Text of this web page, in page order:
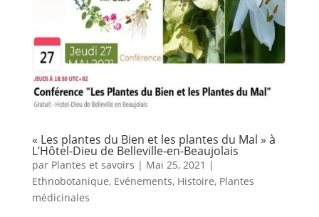
« Les plantes du Bien et les plantes du Mal » à
L’Hôtel-Dieu de Belleville-en-Beaujolais
par Plantes et savoirs | Mai 25, 2021 |
Ethnobotanique, Evénements, Histoire, Plantes
médicinales